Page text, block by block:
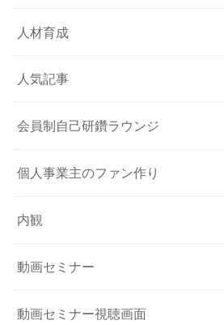
人材育成
人気記事
会員制自己研鑽ラウンジ
個人事業主のファン作り
内観
動画セミナー
動画セミナー視聴画面